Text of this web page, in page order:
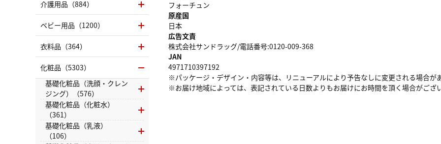
フォーチュン
原産国
日本
広告文責
株式会社サンドラッグ/電話番号:0120-009-368
JAN
4971710397192
※パッケージ・デザイン・内容等は、リニューアルにより予告なしに変更される場合が
※お届け地域によっては、表記されている日数よりもお届けにお時間を頂く場合がござ
介護用品（884）
ベビー用品（1200）
衣料品（364）
化粧品（5303）
基礎化粧品（洗顔・クレン
ジング）（576）
基礎化粧品（化粧水）
（361）
基礎化粧品（乳液）
（106）